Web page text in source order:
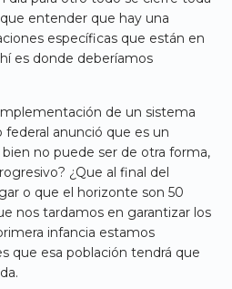
entender que hay una
específicas que están en
es donde deberíamos
de un sistema
anunció que es un
no puede ser de otra forma,
¿Que al final del
o que el horizonte son 50
nos tardamos en garantizar los
infancia estamos
que esa población tendrá que